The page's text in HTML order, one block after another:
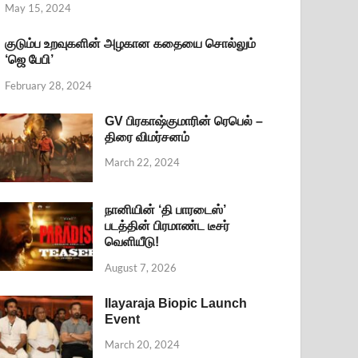
May 15, 2024
குடும்ப உறவுகளின் அழகான கதையை சொல்லும்
‘ஜெ பேபி’
February 28, 2024
GV பிரகாஷ்குமாரின் ரெபெல் –
திரை விமர்சனம்
March 22, 2024
நானியின் ‘தி பாரடைஸ்’
படத்தின் பிரமாண்ட டீசர்
வெளியீடு!
August 7, 2026
Ilayaraja Biopic Launch
Event
March 20, 2024